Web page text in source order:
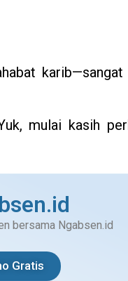
karib—sangat
mulai kasih
bersama Ngabsen.id
Gratis